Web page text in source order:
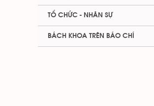
TỔ CHỨC - NHÂN SỰ
BÁCH KHOA TRÊN BÁO CHÍ